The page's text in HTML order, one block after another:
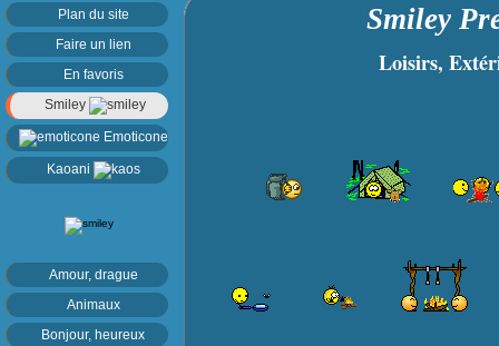
Plan du site
Faire un lien
En favoris
Smiley
Emoticone
Kaoani
Amour, drague
Animaux
Bonjour, heureux
Smiley
Loisirs,